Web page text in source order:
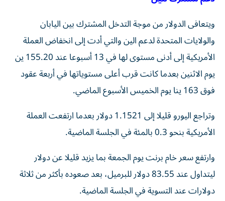
ويتعافى الدولار من موجة التدخل المشترك بين اليابان
والولايات المتحدة لدعم الين والتي أدت إلى انخفاض العملة
الأمريكية إلى أدنى مستوى لها في 13 أسبوعا عند 155.20 ين
يوم الاثنين بعدما كانت قرب أعلى مستوياتها في أربعة عقود
فوق 163 ينا يوم ​الخميس الأسبوع الماضي.
وتراجع اليورو قليلا إلى 1.1521 دولار بعدما ارتفعت العملة
الأمريكية بنحو ‌0.3 بالمئة في الجلسة الماضية.
وارتفع سعر خام برنت يوم الجمعة بما يزيد قليلا عن دولار
ليتداول عند 83.55 دولار للبرميل، بعد صعوده بأكثر من ثلاثة
دولارات عند التسوية في الجلسة ⁠الماضية.